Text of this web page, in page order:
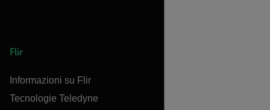
Flir
Informazioni su Flir
Tecnologie Teledyne